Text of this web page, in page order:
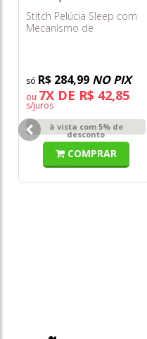
Stitch Pelúcia Sleep com
Mecanismo de
R$ 284,99 NO PIX
ou 7X DE R$ 42,85
s/juros
à vista com 5% de
desconto
COMPRAR